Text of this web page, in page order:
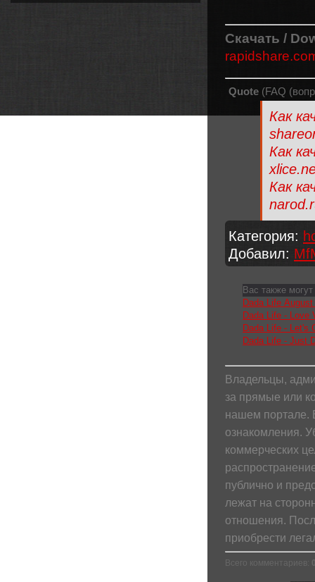
Скачать /
Quote (FAQ
Как
Как
Как
Категория:
Добавил:
Вас также
Dada Life
Dada Life - Love
Dada Life - Let's
Dada Life - Just
Владельцы,
за прямые или
нашем портале.
ознакомления.
коммерческих
публично и
лежат на
отношения.
приобрести
Всего комментариев :